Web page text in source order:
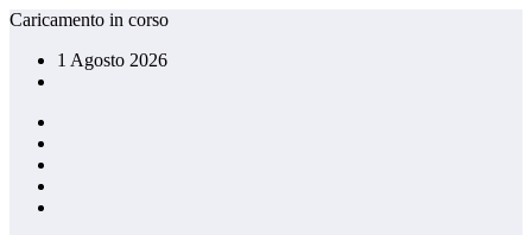
Vai
contenuto
Caricamento in corso
1 Agosto 2026